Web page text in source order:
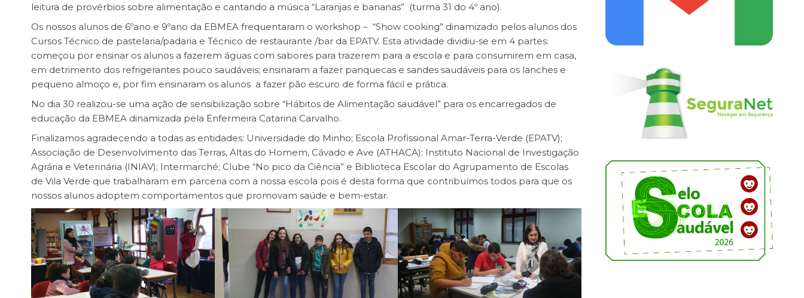
leitura de provérbios sobre alimentação e cantando a música “Laranjas e bananas” (turma 31 do 4º ano).
Os nossos alunos de 6ºano e 9ºano da EBMEA frequentaram o workshop – “Show cooking” dinamizado pelos alunos dos
Cursos Técnico de pastelaria/padaria e Técnico de restaurante /bar da EPATV. Esta atividade dividiu-se em 4 partes:
começou por ensinar os alunos a fazerem águas com sabores para trazerem para a escola e para consumirem em casa,
em detrimento dos refrigerantes pouco saudáveis; ensinaram a fazer panquecas e sandes saudáveis para os lanches e
pequeno almoço e, por fim ensinaram os alunos a fazer pão escuro de forma fácil e prática.
No dia 30 realizou-se uma ação de sensibilização sobre “Hábitos de Alimentação saudável” para os encarregados de
educação da EBMEA dinamizada pela Enfermeira Catarina Carvalho.
Finalizamos agradecendo a todas as entidades: Universidade do Minho; Escola Profissional Amar-Terra-Verde (EPATV);
Associação de Desenvolvimento das Terras, Altas do Homem, Cávado e Ave (ATHACA); Instituto Nacional de Investigação
Agrária e Veterinária (INIAV); Intermarché; Clube “No pico da Ciência” e Biblioteca Escolar do Agrupamento de Escolas
de Vila Verde que trabalharam em parceria com a nossa escola pois é desta forma que contribuímos todos para que os
nossos alunos adoptem comportamentos que promovam saúde e bem-estar.